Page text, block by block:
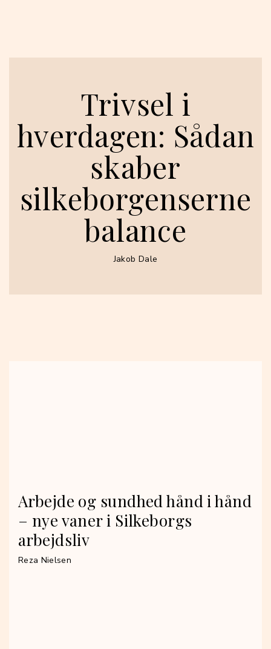
Trivsel i
hverdagen: Sådan
skaber
silkeborgenserne
balance
Jakob Dale
Arbejde og sundhed hånd i hånd
– nye vaner i Silkeborgs
arbejdsliv
Reza Nielsen